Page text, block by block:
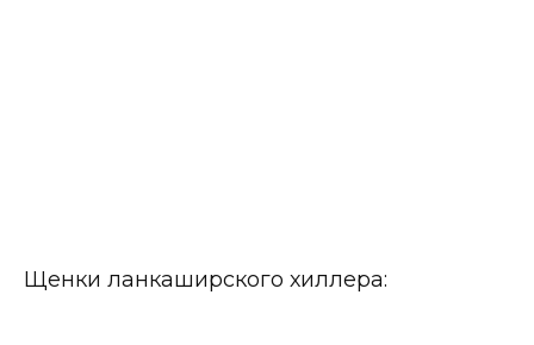
Щенки ланкаширского хиллера: